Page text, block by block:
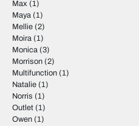
Max (1)
Maya (1)
Mellie (2)
Moira (1)
Monica (3)
Morrison (2)
Multifunction (1)
Natalie (1)
Norris (1)
Outlet (1)
Owen (1)